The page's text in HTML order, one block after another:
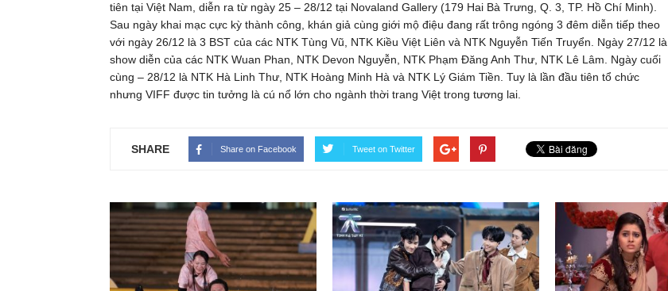
tiên tại Việt Nam, diễn ra từ ngày 25 – 28/12 tại Novaland Gallery (179 Hai Bà Trưng, Q. 3, TP. Hồ Chí Minh).
Sau ngày khai mạc cực kỳ thành công, khán giả cùng giới mộ điệu đang rất trông ngóng 3 đêm diễn tiếp theo
với ngày 26/12 là 3 BST của các NTK Tùng Vũ, NTK Kiều Việt Liên và NTK Nguyễn Tiến Truyển. Ngày 27/12 là
show diễn của các NTK Wuan Phan, NTK Devon Nguyễn, NTK Phạm Đăng Anh Thư, NTK Lê Lâm. Ngày cuối
cùng – 28/12 là NTK Hà Linh Thư, NTK Hoàng Minh Hà và NTK Lý Giám Tiền. Tuy là lần đầu tiên tổ chức
nhưng VIFF được tin tưởng là cú nổ lớn cho ngành thời trang Việt trong tương lai.
SHARE Share on Facebook Tweet on Twitter